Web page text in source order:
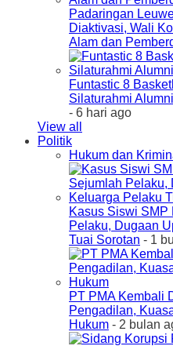
Padaringan
Diaktivasi, Wali
Alam dan
Funtastic 8
Silaturahmi
- 6 hari ago
View all
Politik
Hukum dan
Kasus Siswi
Pelaku, Dugaan
Tuai Sorotan - 1
PT PMA Kembali
Pengadilan,
Hukum - 2 bulan